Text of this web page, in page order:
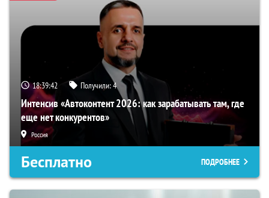
18:39:41 Получили:4
Интенсив «Автоконтент 2026: как зарабатывать там, где
еще нет конкурентов»
Россия
Бесплатно ПОДРОБНЕЕ